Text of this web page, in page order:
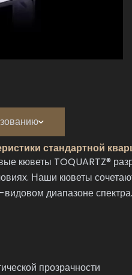
стандартной
кюветы TOQUARTZ®
Наши кюветы
диапазоне спектра.
прозрачности